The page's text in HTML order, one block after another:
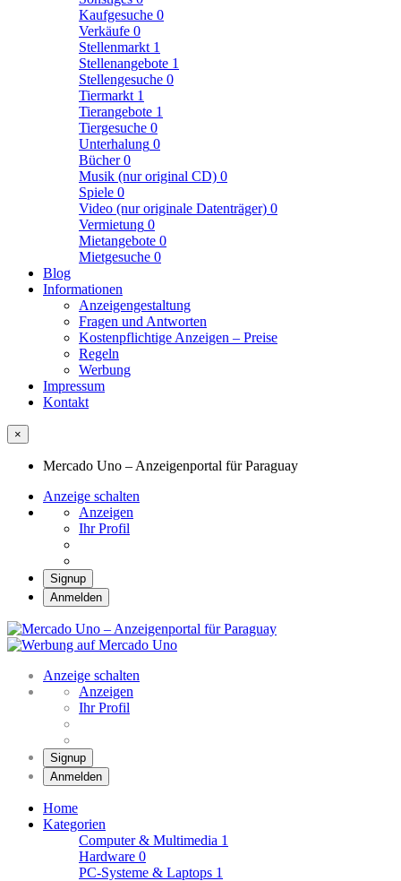
Kaufgesuche 0
Verkäufe 0
Stellenmarkt 1
Stellenangebote 1
Stellengesuche 0
Tiermarkt 1
Tierangebote 1
Tiergesuche 0
Unterhalung 0
Bücher0
Musik (nur original CD) 0
Spiele 0
Video (nur originale Datenträger) 0
Vermietung 0
Mietangebote 0
Mietgesuche 0
Blog
Informationen
Anzeigengestaltung
Fragen und Antworten
Kostenpflichtige Anzeigen – Preise
Regeln
Werbung
Impressum
Kontakt
×
Mercado Uno – Anzeigenportal für Paraguay
Anzeige schalten
Anzeigen
Ihr Profil
Signup
Anmelden
Anzeige schalten
Anzeigen
Ihr Profil
Signup
Anmelden
Home
Kategorien
Computer & Multimedia 1
Hardware 0
PC-Systeme & Laptops 1